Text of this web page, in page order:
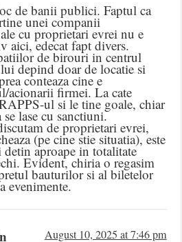
de banii publici. Faptul ca
unei companii
cu proprietari evrei nu e
aici, edecat fapt divers.
de birouri in centrul
depind doar de locatie si
conteaza cine e
acionarii firmei. La cate
ul si le tine goale, chiar
se lase cu sanctiuni.
de proprietari evrei,
(pe cine stie situatia), este
detin aproape in totalitate
Evident, chiria o regasim
bauturilor si al biletelor
evenimente.
August 10, 2025 at 7:46 pm